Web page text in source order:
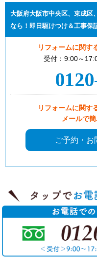
大阪府大阪市中央区、東成区
なら！即日駆けつけ＆工事保
リフォームに関す
受付：9:00～
リフォームに関す
メールで
ご予約・お